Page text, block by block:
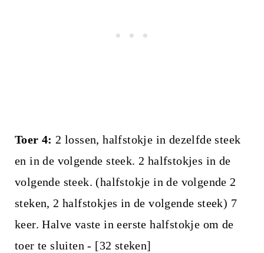
Toer 4:2 lossen, halfstokje in dezelfde steek
en in de volgende steek. 2 halfstokjes in de
volgende steek. (halfstokje in de volgende 2
steken, 2 halfstokjes in de volgende steek) 7
keer. Halve vaste in eerste halfstokje om de
toer te sluiten - [32 steken]